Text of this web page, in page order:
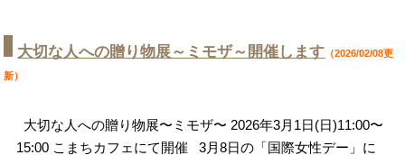
大切な人への贈り物展～ミモザ～開催します （2026/02/08更
新）
大切な人への贈り物展〜ミモザ〜 2026年3月1日(日)11:00〜
15:00 こまちカフェにて開催 3月8日の「国際女性デー」に